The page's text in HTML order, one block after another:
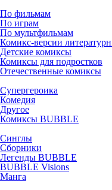
По фильмам
По играм
По мультфильмам
Комикс-версии
Детские комиксы
Комиксы для подростков
Отечественные комиксы
Супергероика
Комедия
Другое
Комиксы BUBBLE
Синглы
Сборники
Легенды BUBBLE
BUBBLE Visions
Манга